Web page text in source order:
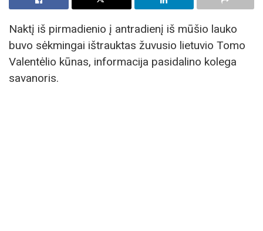
Naktį iš pirmadienio į antradienį iš mūšio lauko
buvo sėkmingai ištrauktas žuvusio lietuvio Tomo
Valentėlio kūnas, informacija pasidalino kolega
savanoris.